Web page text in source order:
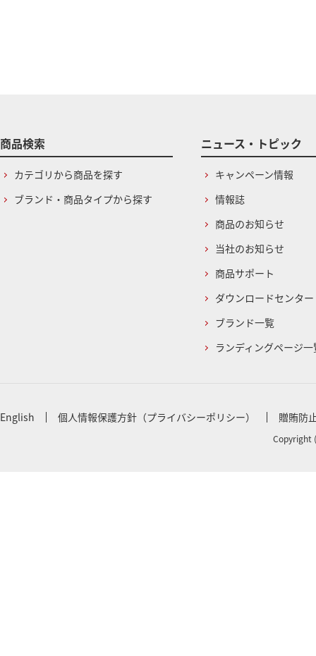
商品検索
カテゴリから商品を探す
ブランド・商品タイプから探す
ニュース・トピック
キャンペーン情報
情報誌
商品のお知らせ
当社のお知らせ
商品サポート
ダウンロードセンター
ブランド一覧
ランディングページ一
English 個人情報保護方針（プライバシーポリシー） 贈賄防
Copyright